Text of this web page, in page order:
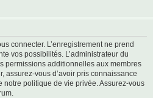
connecter. L’enregistrement ne prend
vos possibilités. L’administrateur du
permissions additionnelles aux membres
assurez-vous d’avoir pris connaissance
notre politique de vie privée. Assurez-vous